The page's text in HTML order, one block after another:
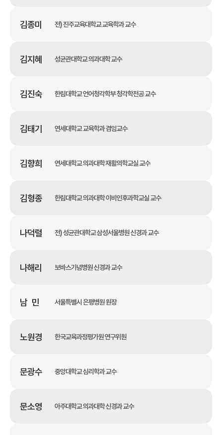
김종미 전) 진주교육대학교 교육학과 교수
김지혜 성균관대학교 의과대학 교수
김진숙 한림대학교 언어청각학부 청각학전공 교수
김태기 연세대학교 교육학과 겸임교수
김향희 연세대학교 의과대학 재활의학교실 교수
김형종 한림대학교 의과대학 이비인후과학교실 교수
나덕렬 전) 성균관대학교 삼성서울병원 신경과 교수
나해리 보바스기념병원 신경과 교수
남 민 서울특별시 은평병원 원장
노원경 한국교육과정평가원 연구위원
문광수 중앙대학교 심리학과 교수
문소영 아주대학교 의과대학 신경과 교수